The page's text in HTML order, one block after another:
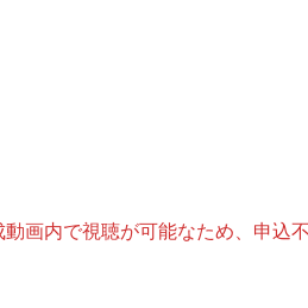
画内で視聴が可能なため、申込